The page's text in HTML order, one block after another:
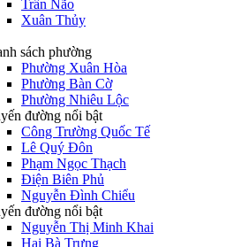
Trần Não
Xuân Thủy
sách phường
Phường Xuân Hòa
Phường Bàn Cờ
Phường Nhiêu Lộc
đường nổi bật
Công Trường Quốc Tế
Lê Quý Đôn
Phạm Ngọc Thạch
Điện Biên Phủ
Nguyễn Đình Chiểu
đường nổi bật
Nguyễn Thị Minh Khai
Hai Bà Trưng